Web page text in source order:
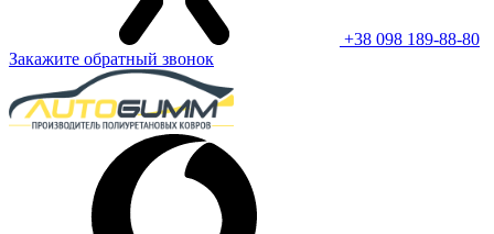
+38 098 189-88-80
Закажите обратный звонок